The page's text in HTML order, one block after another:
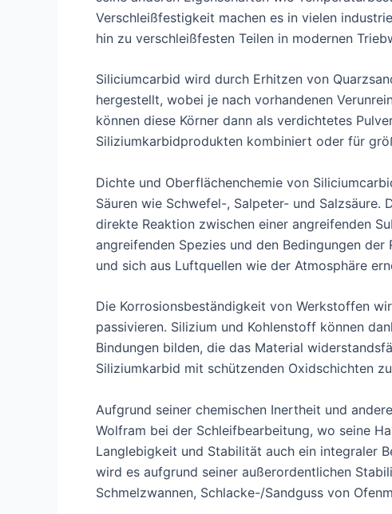
Verschleißfestigkeit machen es in vielen
hin zu verschleißfesten Teilen in modernen
Siliciumcarbid wird durch Erhitzen von
hergestellt, wobei je nach vorhandenen
können diese Körner dann als verdichtetes
Siliziumkarbidprodukten kombiniert oder für
Dichte und Oberflächenchemie von
Säuren wie Schwefel-, Salpeter- und
direkte Reaktion zwischen einer angreifenden
angreifenden Spezies und den Bedingungen
und sich aus Luftquellen wie der Atmosphäre
Die Korrosionsbeständigkeit von Werkstoffen
passivieren. Silizium und Kohlenstoff können
Bindungen bilden, die das Material
Siliziumkarbid mit schützenden Oxidschichten
Aufgrund seiner chemischen Inertheit und
Wolfram bei der Schleifbearbeitung, wo seine
Langlebigkeit und Stabilität auch ein integraler
wird es aufgrund seiner außerordentlichen
Schmelzwannen, Schlacke-/Sandguss von